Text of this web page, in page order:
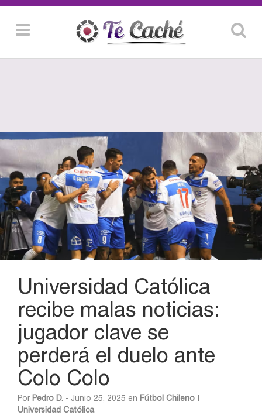
Universidad Católica
recibe malas noticias:
jugador clave se
perderá el duelo ante
Colo Colo
Por Pedro D. - Junio 25, 2025 en Fútbol Chileno
Universidad Católica